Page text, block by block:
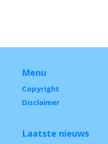
Menu
Copyright
Disclaimer
Laatste nieuws